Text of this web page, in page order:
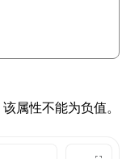
属性不能为负值。